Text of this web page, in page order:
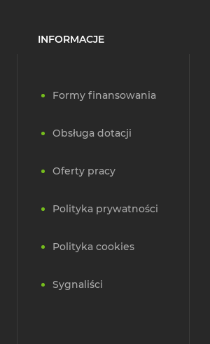
INFORMACJE
Formy finansowania
Obsługa dotacji
Oferty pracy
Polityka prywatności
Polityka cookies
Sygnaliści